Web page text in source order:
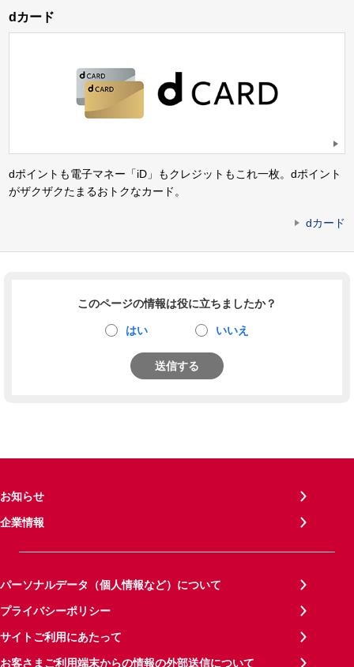
dカード
dポイントも電子マネー「iD」もクレジットもこれ一枚。dポイント
がザクザクたまるおトクなカード。
dカード
このページの情報は役に立ちましたか？
はい いいえ
送信する
お知らせ
企業情報
パーソナルデータ（個人情報など）について
プライバシーポリシー
サイトご利用にあたって
お客さまご利用端末からの情報の外部送信について